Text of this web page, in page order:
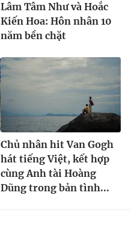
Lâm Tâm Như và Hoắc
Kiến Hoa: Hôn nhân 10
năm bền chặt
Chủ nhân hit Van Gogh
hát tiếng Việt, kết hợp
cùng Anh tài Hoàng
Dũng trong bản tình...